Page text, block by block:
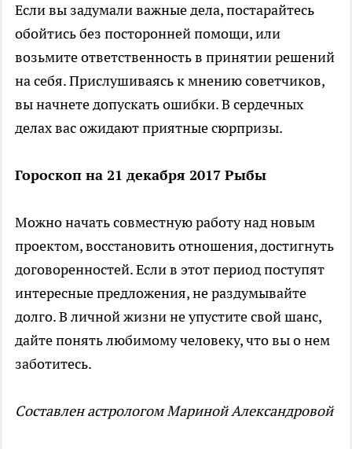
Если вы задумали важные дела, постарайтесь
обойтись без посторонней помощи, или
возьмите ответственность в принятии решений
на себя. Прислушиваясь к мнению советчиков,
вы начнете допускать ошибки. В сердечных
делах вас ожидают приятные сюрпризы.
Гороскоп на 21 декабря 2017 Рыбы
Можно начать совместную работу над новым
проектом, восстановить отношения, достигнуть
договоренностей. Если в этот период поступят
интересные предложения, не раздумывайте
долго. В личной жизни не упустите свой шанс,
дайте понять любимому человеку, что вы о нем
заботитесь.
Cоставлен астрологом Мариной Александровой